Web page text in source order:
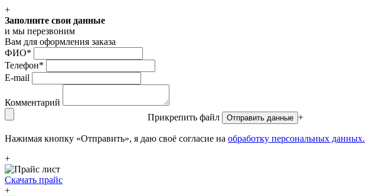
+
Заполните свои данные
и мы перезвоним
Вам для оформления заказа
ФИО*
Телефон*
E-mail
Комментарий
Прикрепить файл
Отправить данные +
Нажимая кнопку «Отправить», я даю своё согласие на обработку персональных данных.
+
Скачать прайс
+